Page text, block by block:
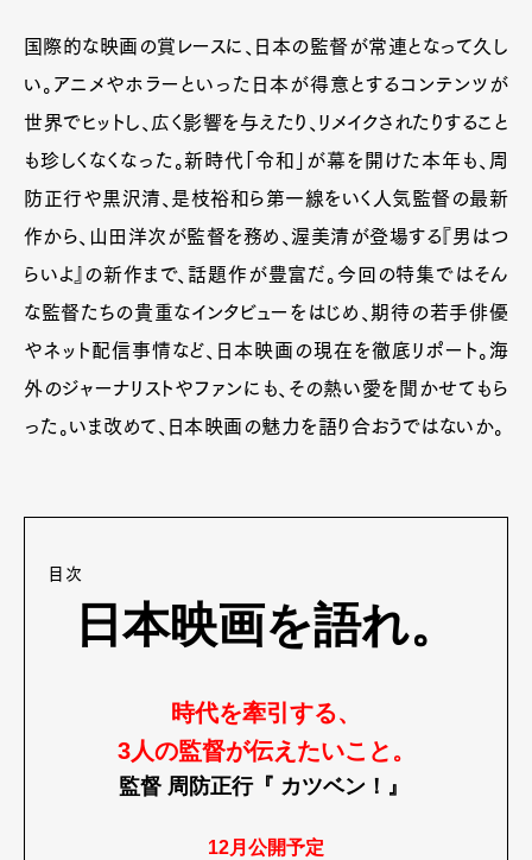
国際的な映画の賞レースに、日本の監督が常連となって久し
い。アニメやホラーといった日本が得意とするコンテンツが
世界でヒットし、広く影響を与えたり、リメイクされたりすること
も珍しくなくなった。新時代「令和」が幕を開けた本年も、周
防正行や黒沢清、是枝裕和ら第一線をいく人気監督の最新
作から、山田洋次が監督を務め、渥美清が登場する『男はつ
らいよ』の新作まで、話題作が豊富だ。今回の特集ではそん
な監督たちの貴重なインタビューをはじめ、期待の若手俳優
やネット配信事情など、日本映画の現在を徹底リポート。海
外のジャーナリストやファンにも、その熱い愛を聞かせてもら
った。いま改めて、日本映画の魅力を語り合おうではないか。
目次
日本映画を語れ。
時代を牽引する、
3人の監督が伝えたいこと。
監督 周防正行『 カツベン！』
12月公開予定